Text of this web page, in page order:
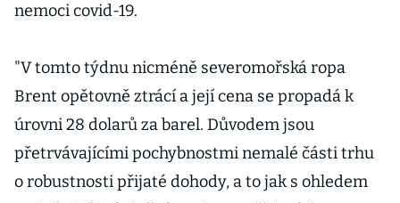
nemoci covid-19.
"V tomto týdnu nicméně severomořská ropa
Brent opětovně ztrácí a její cena se propadá k
úrovni 28 dolarů za barel. Důvodem jsou
přetrvávajícími pochybnostmi nemalé části trhu
o robustnosti přijaté dohody, a to jak s ohledem